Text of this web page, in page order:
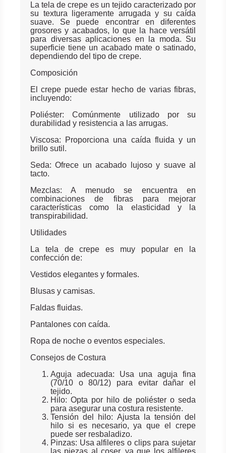
La tela de crepe es un tejido caracterizado por
su textura ligeramente arrugada y su caída
suave. Se puede encontrar en diferentes
grosores y acabados, lo que la hace versátil
para diversas aplicaciones en la moda. Su
superficie tiene un acabado mate o satinado,
dependiendo del tipo de crepe.
Composición
El crepe puede estar hecho de varias fibras,
incluyendo:
Poliéster: Comúnmente utilizado por su
durabilidad y resistencia a las arrugas.
Viscosa: Proporciona una caída fluida y un
brillo sutil.
Seda: Ofrece un acabado lujoso y suave al
tacto.
Mezclas: A menudo se encuentra en
combinaciones de fibras para mejorar
características como la elasticidad y la
transpirabilidad.
Utilidades
La tela de crepe es muy popular en la
confección de:
Vestidos elegantes y formales.
Blusas y camisas.
Faldas fluidas.
Pantalones con caída.
Ropa de noche o eventos especiales.
Consejos de Costura
Aguja adecuada: Usa una aguja fina
(70/10 o 80/12) para evitar dañar el
tejido.
Hilo: Opta por hilo de poliéster o seda
para asegurar una costura resistente.
Tensión del hilo: Ajusta la tensión del
hilo si es necesario, ya que el crepe
puede ser resbaladizo.
Pinzas: Usa alfileres o clips para sujetar